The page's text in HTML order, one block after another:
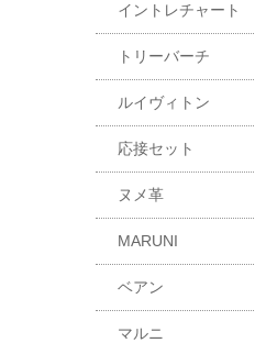
イントレチャート
トリーバーチ
ルイヴィトン
応接セット
ヌメ革
MARUNI
ベアン
マルニ